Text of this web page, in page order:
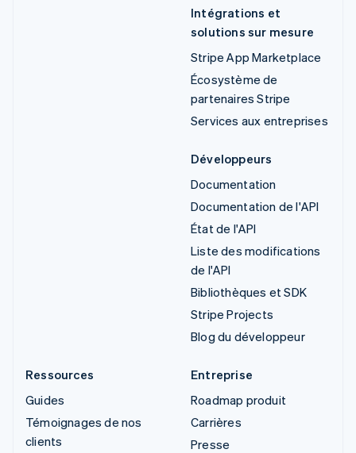
Intégrations et
solutions sur mesure
Stripe App Marketplace
Écosystème de
partenaires Stripe
Services aux entreprises
Développeurs
Documentation
Documentation de l'API
État de l'API
Liste des modifications
de l'API
Bibliothèques et SDK
Stripe Projects
Blog du développeur
Ressources
Guides
Témoignages de nos
clients
Entreprise
Roadmap produit
Carrières
Presse